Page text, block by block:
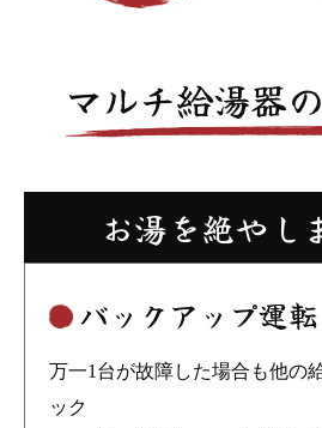
マルチ給湯器
お湯を絶やし
バックアップ運転
万一1台が故障した場合も他の
ック